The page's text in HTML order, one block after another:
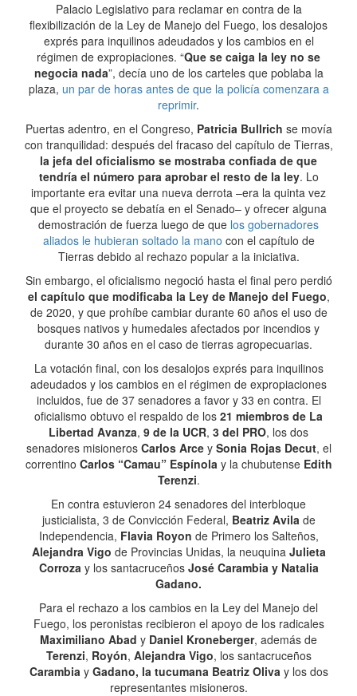
Palacio Legislativo para reclamar en contra de la
flexibilización de la Ley de Manejo del Fuego, los desalojos
exprés para inquilinos adeudados y los cambios en el
régimen de expropiaciones. “Que se caiga la ley no se
negocia nada”, decía uno de los carteles que poblaba la
plaza, un par de horas antes de que la policía comenzara a
reprimir.
Puertas adentro, en el Congreso, Patricia Bullrich se movía
con tranquilidad: después del fracaso del capítulo de Tierras,
la jefa del oficialismo se mostraba confiada de que
tendría el número para aprobar el resto de la ley. Lo
importante era evitar una nueva derrota –era la quinta vez
que el proyecto se debatía en el Senado– y ofrecer alguna
demostración de fuerza luego de que los gobernadores
aliados le hubieran soltado la mano con el capítulo de
Tierras debido al rechazo popular a la iniciativa.
Sin embargo, el oficialismo negoció hasta el final pero perdió
el capítulo que modificaba la Ley de Manejo del Fuego,
de 2020, y que prohíbe cambiar durante 60 años el uso de
bosques nativos y humedales afectados por incendios y
durante 30 años en el caso de tierras agropecuarias.
La votación final, con los desalojos exprés para inquilinos
adeudados y los cambios en el régimen de expropiaciones
incluidos, fue de 37 senadores a favor y 33 en contra. El
oficialismo obtuvo el respaldo de los 21 miembros de La
Libertad Avanza, 9 de la UCR, 3 del PRO, los dos
senadores misioneros Carlos Arcey Sonia Rojas Decut, el
correntino Carlos “Camau” Espínolay la chubutense Edith
Terenzi.
En contra estuvieron 24 senadores del interbloque
justicialista, 3 de Convicción Federal, Beatriz Avila de
Independencia, Flavia Royon de Primero los Salteños,
Alejandra Vigo de Provincias Unidas, la neuquina Julieta
Corrozay los santacruceños José Carambia y Natalia
Gadano.
Para el rechazo a los cambios en la Ley del Manejo del
Fuego, los peronistas recibieron el apoyo de los radicales
Maximiliano Abad y Daniel Kroneberger, además de
Terenzi, Royón, Alejandra Vigo, los santacruceños
CarambiayGadano, la tucumana Beatriz Olivay los dos
representantes misioneros.